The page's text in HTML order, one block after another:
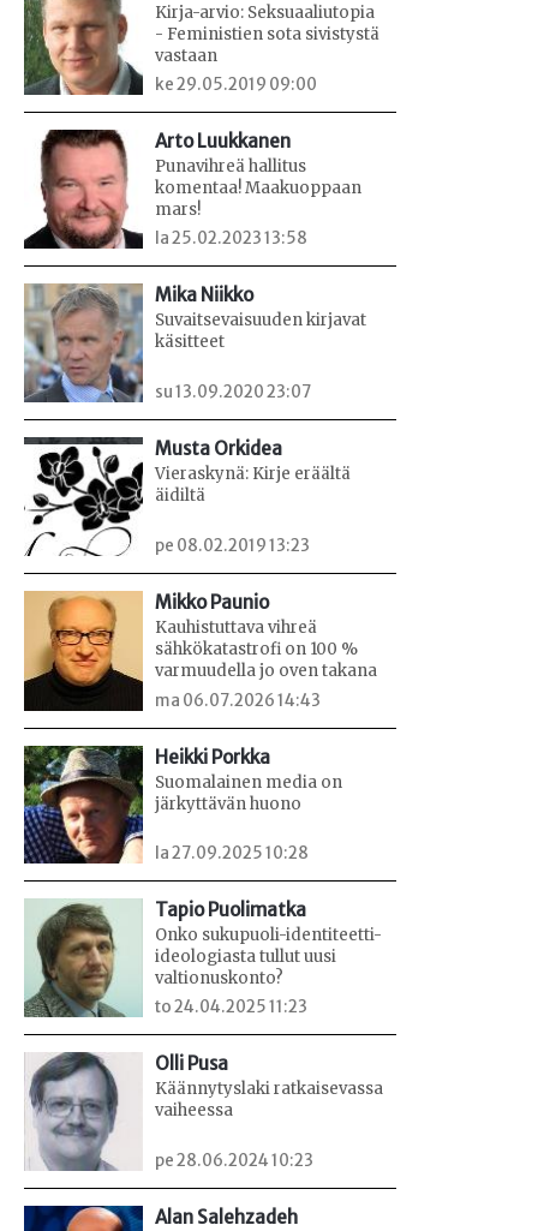
Kirja-arvio: Seksuaaliutopia
- Feministien sota sivistystä
vastaan
ke 29.05.2019 09:00
Arto Luukkanen
Punavihreä hallitus
komentaa! Maakuoppaan
mars!
la 25.02.2023 13:58
Mika Niikko
Suvaitsevaisuuden kirjavat
käsitteet
su 13.09.2020 23:07
Musta Orkidea
Vieraskynä: Kirje eräältä
äidiltä
pe 08.02.2019 13:23
Mikko Paunio
Kauhistuttava vihreä
sähkökatastrofi on 100 %
varmuudella jo oven takana
ma 06.07.2026 14:43
Heikki Porkka
Suomalainen media on
järkyttävän huono
la 27.09.2025 10:28
Tapio Puolimatka
Onko sukupuoli-identiteetti-
ideologiasta tullut uusi
valtionuskonto?
to 24.04.2025 11:23
Olli Pusa
Käännytyslaki ratkaisevassa
vaiheessa
pe 28.06.2024 10:23
Alan Salehzadeh